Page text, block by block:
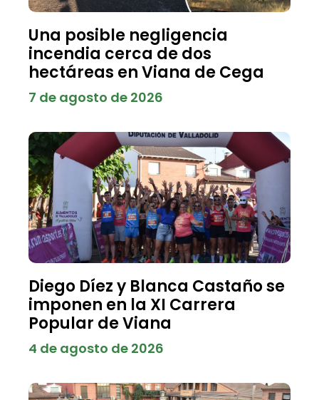
Una posible negligencia
incendia cerca de dos
hectáreas en Viana de Cega
7 de agosto de 2026
Diego Díez y Blanca Castaño se
imponen en la XI Carrera
Popular de Viana
4 de agosto de 2026